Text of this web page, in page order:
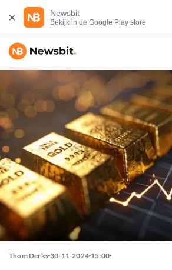
Newsbit
Bekijk in de Google Play store
Thom Derks 30-11-2024 15:00